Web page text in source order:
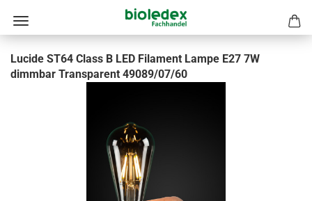
Lucide ST64 Class B LED Filament Lampe E27 7W
dimmbar Transparent 49089/07/60